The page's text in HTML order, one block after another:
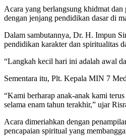
Acara yang berlangsung khidmat dan
dengan jenjang pendidikan dasar di
Dalam sambutannya, Dr. H. Impun
pendidikan karakter dan spiritualitas
“Langkah kecil hari ini adalah awal
Sementara itu, Plt. Kepala MIN 7
“Kami berharap anak-anak kami
selama enam tahun terakhir,” ujar
Acara dimeriahkan dengan
pencapaian spiritual yang